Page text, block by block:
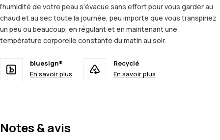
l’humidité de votre peau s’évacue sans effort pour vous garder au
chaud et au sec toute la journée, peu importe que vous transpiriez
un peu ou beaucoup, en régulant et en maintenant une
température corporelle constante du matin au soir.
bluesign®
En savoir plus
Recyclé
En savoir plus
Notes & avis